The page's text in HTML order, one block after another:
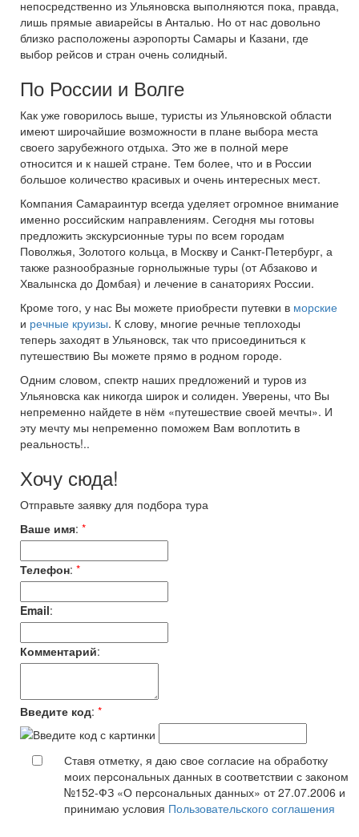
непосредственно из Ульяновска выполняются пока, правда,
лишь прямые авиарейсы в Анталью. Но от нас довольно
близко расположены аэропорты Самары и Казани, где
выбор рейсов и стран очень солидный.
По России и Волге
Как уже говорилось выше, туристы из Ульяновской области
имеют широчайшие возможности в плане выбора места
своего зарубежного отдыха. Это же в полной мере
относится и к нашей стране. Тем более, что и в России
большое количество красивых и очень интересных мест.
Компания Самараинтур всегда уделяет огромное внимание
именно российским направлениям. Сегодня мы готовы
предложить экскурсионные туры по всем городам
Поволжья, Золотого кольца, в Москву и Санкт-Петербург, а
также разнообразные горнолыжные туры (от Абзаково и
Хвалынска до Домбая) и лечение в санаториях России.
Кроме того, у нас Вы можете приобрести путевки в морские
и речные круизы. К слову, многие речные теплоходы
теперь заходят в Ульяновск, так что присоединиться к
путешествию Вы можете прямо в родном городе.
Одним словом, спектр наших предложений и туров из
Ульяновска как никогда широк и солиден. Уверены, что Вы
непременно найдете в нём «путешествие своей мечты». И
эту мечту мы непременно поможем Вам воплотить в
реальность!..
Хочу сюда!
Отправьте заявку для подбора тура
Ваше имя: *
Телефон: *
Email:
Комментарий:
Введите код: *
Ставя отметку, я даю свое согласие на обработку
моих персональных данных в соответствии с законом
№152-ФЗ «О персональных данных» от 27.07.2006 и
принимаю условия Пользовательского соглашения